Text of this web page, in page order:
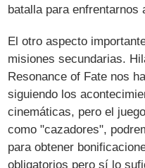
batalla para enfrentarnos
El otro aspecto
misiones secundarias.
Resonance of Fate nos
siguiendo los
cinemáticas, pero el
como "cazadores",
para obtener
obligatorios pero sí lo